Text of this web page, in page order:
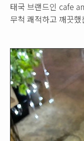
태국 브랜드인 cafe
무척 쾌적하고 깨끗